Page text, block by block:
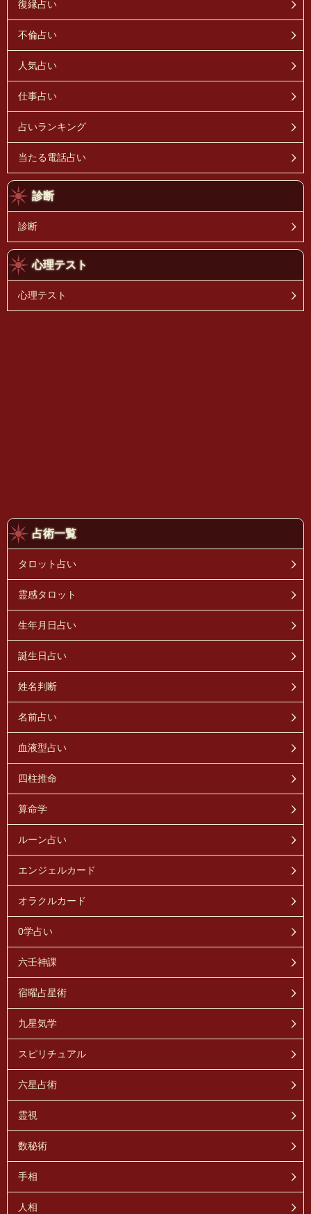
復縁占い
不倫占い
人気占い
仕事占い
占いランキング
当たる電話占い
診断
診断
心理テスト
心理テスト
占術一覧
タロット占い
霊感タロット
生年月日占い
誕生日占い
姓名判断
名前占い
血液型占い
四柱推命
算命学
ルーン占い
エンジェルカード
オラクルカード
0学占い
六壬神課
宿曜占星術
九星気学
スピリチュアル
六星占術
霊視
数秘術
手相
人相